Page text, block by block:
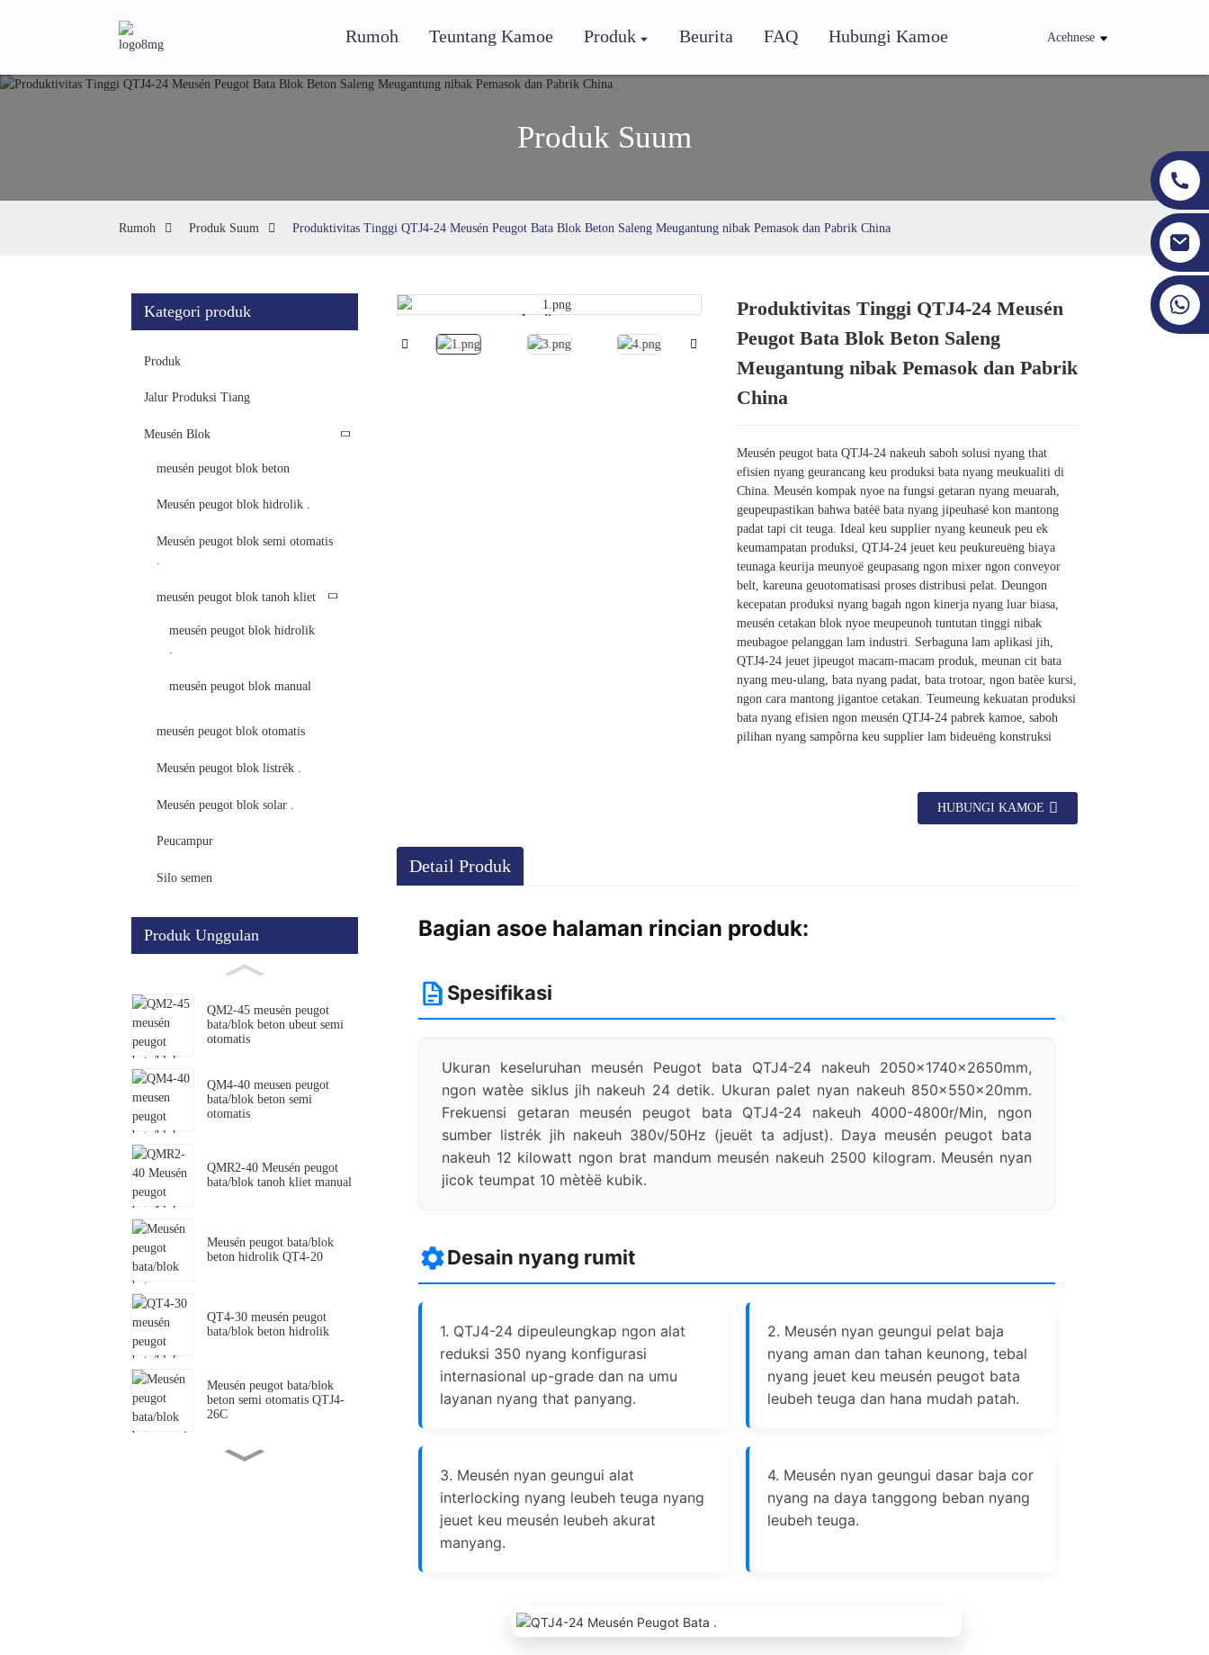
Rumoh Teuntang Kamoe Produk Beurita FAQ Hubungi Kamoe Acehnese
+86 19353927111
Produk Suum
Rumoh Produk Suum Produktivitas Tinggi QTJ4-24 Meusén Peugot Bata Blok Beton Saleng Meugantung nibak Pemasok dan Pabrik China
Kategori produk
Produk
Jalur Produksi Tiang
Meusén Blok
meusén peugot blok beton
Meusén peugot blok hidrolik .
Meusén peugot blok semi otomatis
meusén peugot blok tanoh kliet
meusén peugot blok hidrolik
.
meusén peugot blok manual
meusén peugot blok otomatis
Meusén peugot blok listrék .
Meusén peugot blok solar .
Peucampur
Silo semen
Produk Unggulan
QM2-45 meusén peugot
bata/blok beton ubeut semi
otomatis
QM4-40 meusen peugot
bata/blok beton semi
otomatis
QMR2-40 Meusén peugot
bata/blok tanoh kliet manual
Meusén peugot bata/blok
beton hidrolik QT4-20
QT4-30 meusén peugot
bata/blok beton hidrolik
Meusén peugot bata/blok
beton semi otomatis QTJ4-
26C
QTJ4-35 Meusén peugot
Loading...
Loading... Loading...
Loading... Loading...
Loading... Loading...
Loading...
Produktivitas Tinggi QTJ4-24 Meusén
Peugot Bata Blok Beton Saleng
Meugantung nibak Pemasok dan Pabrik
China
Meusén peugot bata QTJ4-24 nakeuh saboh solusi nyang that
efisien nyang geurancang keu produksi bata nyang meukualiti di
China. Meusén kompak nyoe na fungsi getaran nyang meuarah,
geupeupastikan bahwa batèë bata nyang jipeuhasé kon mantong
padat tapi cit teuga. Ideal keu supplier nyang keuneuk peu ek
keumampatan produksi, QTJ4-24 jeuet keu peukureuëng biaya
teunaga keurija meunyoë geupasang ngon mixer ngon conveyor
belt, kareuna geuotomatisasi proses distribusi pelat. Deungon
kecepatan produksi nyang bagah ngon kinerja nyang luar biasa,
meusén cetakan blok nyoe meupeunoh tuntutan tinggi nibak
meubagoe pelanggan lam industri. Serbaguna lam aplikasi jih,
QTJ4-24 jeuet jipeugot macam-macam produk, meunan cit bata
nyang meu-ulang, bata nyang padat, bata trotoar, ngon batèe kursi,
ngon cara mantong jigantoe cetakan. Teumeung kekuatan produksi
bata nyang efisien ngon meusén QTJ4-24 pabrek kamoe, saboh
pilihan nyang sampôrna keu supplier lam bideuëng konstruksi
HUBUNGI KAMOE
Detail Produk
Bagian asoe halaman rincian produk:
Spesifikasi
Ukuran keseluruhan meusén Peugot bata QTJ4-24 nakeuh 2050×1740×2650mm,
ngon watèe siklus jih nakeuh 24 detik. Ukuran palet nyan nakeuh 850×550×20mm.
Frekuensi getaran meusén peugot bata QTJ4-24 nakeuh 4000-4800r/Min, ngon
sumber listrék jih nakeuh 380v/50Hz (jeuët ta adjust). Daya meusén peugot bata
nakeuh 12 kilowatt ngon brat mandum meusén nakeuh 2500 kilogram. Meusén nyan
jicok teumpat 10 mètèë kubik.
Desain nyang rumit
1. QTJ4-24 dipeuleungkap ngon alat
reduksi 350 nyang konfigurasi
internasional up-grade dan na umu
layanan nyang that panyang.
2. Meusén nyan geungui pelat baja
nyang aman dan tahan keunong, tebal
nyang jeuet keu meusén peugot bata
leubeh teuga dan hana mudah patah.
3. Meusén nyan geungui alat
interlocking nyang leubeh teuga nyang
jeuet keu meusén leubeh akurat
manyang.
4. Meusén nyan geungui dasar baja cor
nyang na daya tanggong beban nyang
leubeh teuga.